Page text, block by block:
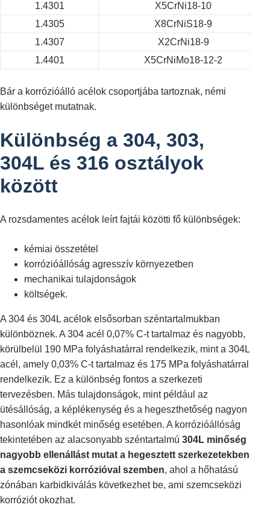
1.4301
X5CrNi18-10
1.4305
X8CrNiS18-9
1.4307
X2CrNi18-9
1.4401
X5CrNiMo18-12-2
Bár a korrózióálló acélok csoportjába tartoznak, némi
különbséget mutatnak.
Különbség a 304, 303,
304L és 316 osztályok
között
A rozsdamentes acélok leírt fajtái közötti fő különbségek:
kémiai összetétel
korrózióállóság agresszív környezetben
mechanikai tulajdonságok
költségek.
A 304 és 304L acélok elsősorban széntartalmukban
különböznek. A 304 acél 0,07% C-t tartalmaz és nagyobb,
körülbelül 190 MPa folyáshatárral rendelkezik, mint a 304L
acél, amely 0,03% C-t tartalmaz és 175 MPa folyáshatárral
rendelkezik. Ez a különbség fontos a szerkezeti
tervezésben. Más tulajdonságok, mint például az
ütésállóság, a képlékenység és a hegeszthetőség nagyon
hasonlóak mindkét minőség esetében. A korrózióállóság
tekintetében az alacsonyabb széntartalmú 304L minőség
nagyobb ellenállást mutat a hegesztett szerkezetekben
a szemcseközi korrózióval szemben, ahol a hőhatású
zónában karbidkiválás következhet be, ami szemcseközi
korróziót okozhat.